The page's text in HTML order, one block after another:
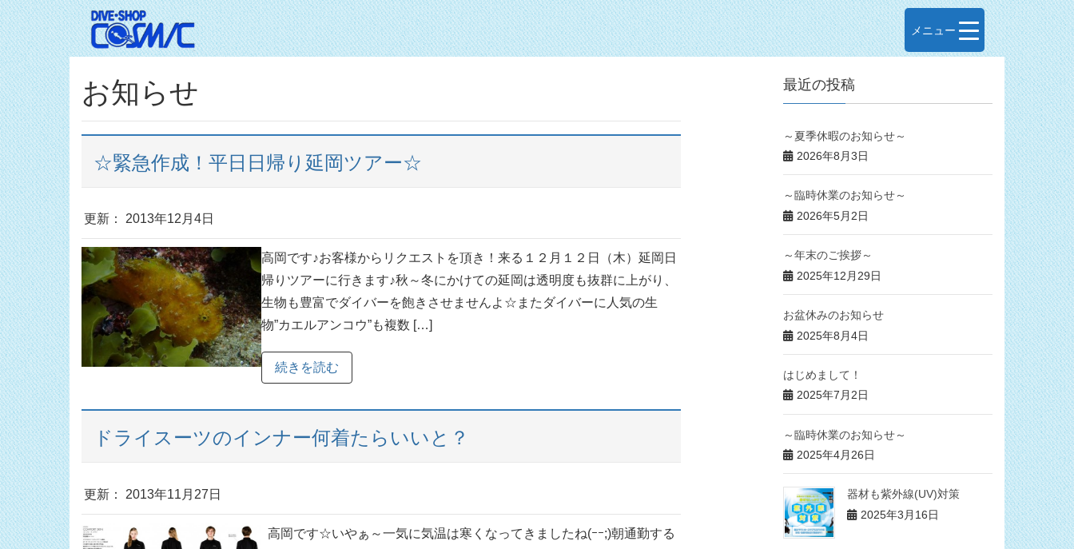
メニュー
お知らせ
☆緊急作成！平日日帰り延岡ツアー☆
更新： 2013年12月4日
高岡です♪お客様からリクエストを頂き！来る１２月１２日（木）延岡日
帰りツアーに行きます♪秋～冬にかけての延岡は透明度も抜群に上がり、
生物も豊富でダイバーを飽きさせませんよ☆またダイバーに人気の生
物”カエルアンコウ”も複数 […]
続きを読む
ドライスーツのインナー何着たらいいと？
更新： 2013年11月27日
高岡です☆いやぁ～一気に気温は寒くなってきましたね(ｰｰ;)朝通勤する
最近の投稿
～夏季休暇のお知らせ～
2026年8月3日
～臨時休業のお知らせ～
2026年5月2日
～年末のご挨拶～
2025年12月29日
お盆休みのお知らせ
2025年8月4日
はじめまして！
2025年7月2日
～臨時休業のお知らせ～
2025年4月26日
器材も紫外線(UV)対策
2025年3月16日